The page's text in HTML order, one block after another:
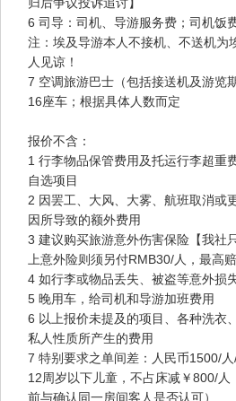
6 司导：司机、导游服务费；司机
注：埃及导游本人不接机、不送机为
人见谅！
7 空调旅游巴士（包括接送机及游览期间）例：10人，埃及12-
16座车；根据具体人数而定
报价不含：
1 行李物品保管费用及托运行李超重费、个人消费及行程以外的
自选项目
2 因罢工、大风、大雾、航班取消或更改时间等人力不可抗拒原
因所导致的额外费用
3 建议购买旅游意外伤害保险【我社只含旅行社责任险，由我社
上意外险则须另付RMB30/人，最高
4 如行李或物品丢失、被盗等意外损
5 晚用车，给司机和导游加班费用
6 以上报价未提及的项目、各种洗衣、电报、电话、饮料及一切
私人性质所产生的费用
7 特别要求之单间差：人民币1500/
12周岁以下儿童，不占床减￥800/人
前与确认同一房间客人是否认可）